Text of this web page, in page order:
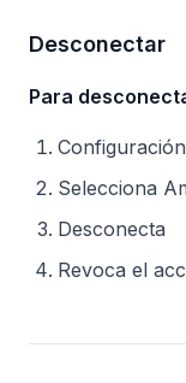
Desconectar
Para
Selecciona
Desconecta
Revoca el